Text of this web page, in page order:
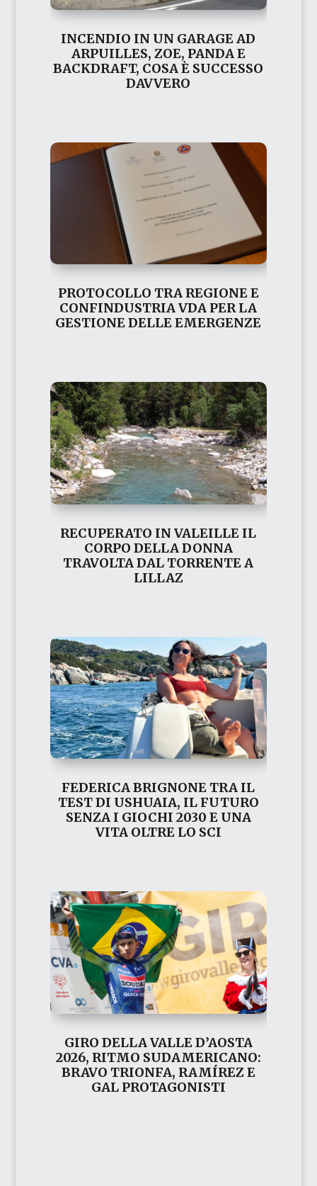
INCENDIO IN UN GARAGE AD
ARPUILLES, ZOE, PANDA E
BACKDRAFT, COSA È SUCCESSO
DAVVERO
PROTOCOLLO TRA REGIONE E
CONFINDUSTRIA VDA PER LA
GESTIONE DELLE EMERGENZE
RECUPERATO IN VALEILLE IL
CORPO DELLA DONNA
TRAVOLTA DAL TORRENTE A
LILLAZ
FEDERICA BRIGNONE TRA IL
TEST DI USHUAIA, IL FUTURO
SENZA I GIOCHI 2030 E UNA
VITA OLTRE LO SCI
GIRO DELLA VALLE D’AOSTA
2026, RITMO SUDAMERICANO:
BRAVO TRIONFA, RAMÍREZ E
GAL PROTAGONISTI